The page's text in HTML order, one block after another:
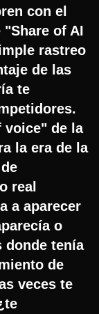
con el
of AI
rastreo
de las
te
voice" de la
la era de la
real
a aparecer
o
donde tenía
de
veces te